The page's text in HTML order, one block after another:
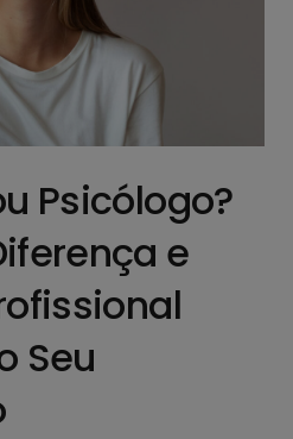
Psicólogo?
e
Seu